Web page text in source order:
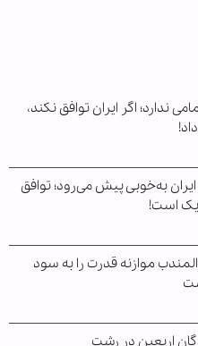
ندارد؛ اگر ایران توافق نکند،
ایران به‌خوبی پیش می‌رود؛ توافق
است!
موازنه قدرت را به سود
اربعین در رشت